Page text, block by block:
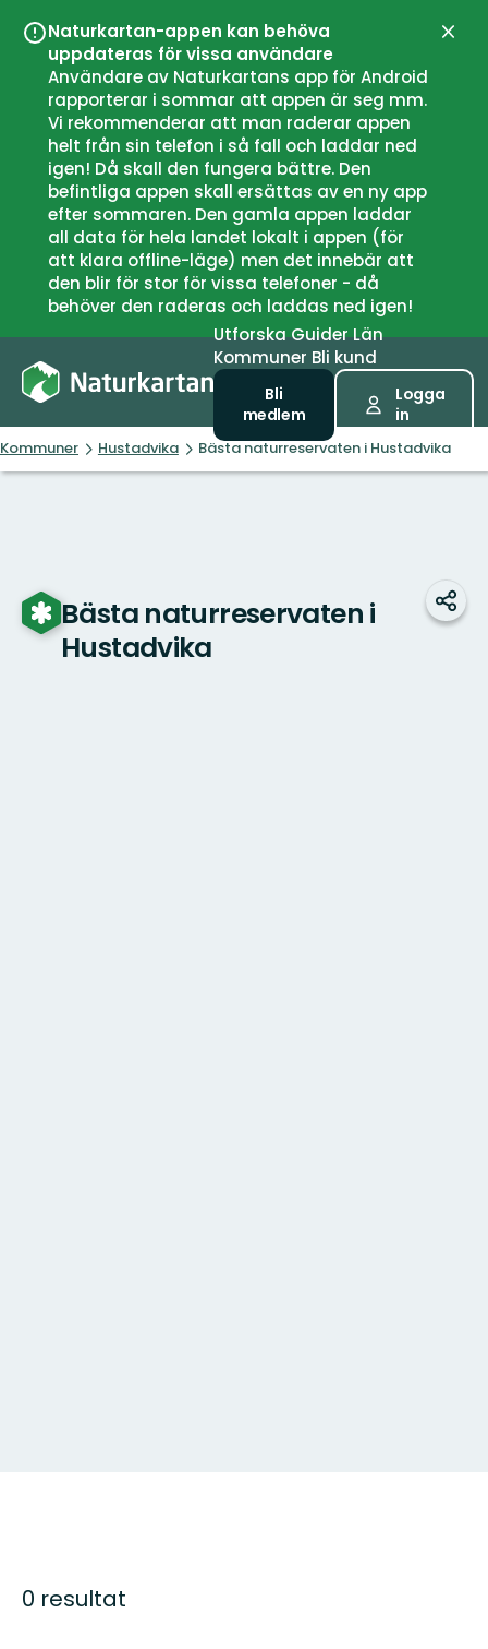
Naturkartan-appen kan behöva
uppdateras för vissa användare
Användare av Naturkartans app för Android
rapporterar i sommar att appen är seg mm.
Vi rekommenderar att man raderar appen
helt från sin telefon i så fall och laddar ned
igen! Då skall den fungera bättre. Den
befintliga appen skall ersättas av en ny app
efter sommaren. Den gamla appen laddar
all data för hela landet lokalt i appen (för
att klara offline-läge) men det innebär att
den blir för stor för vissa telefoner - då
behöver den raderas och laddas ned igen!
UtforskaGuiderLän
Kommuner Bli kund
Bli
medlem
Logga
in
Kommuner Hustadvika Bästa naturreservaten i Hustadvika
Bästa naturreservaten i
Hustadvika
Dela
0 resultat